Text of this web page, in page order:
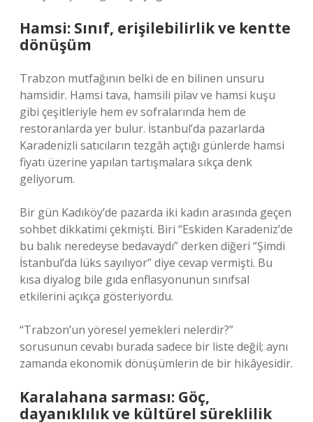
Hamsi: Sınıf, erişilebilirlik ve kentte
dönüşüm
Trabzon mutfağının belki de en bilinen unsuru
hamsidir. Hamsi tava, hamsili pilav ve hamsi kuşu
gibi çeşitleriyle hem ev sofralarında hem de
restoranlarda yer bulur. İstanbul’da pazarlarda
Karadenizli satıcıların tezgâh açtığı günlerde hamsi
fiyatı üzerine yapılan tartışmalara sıkça denk
geliyorum.
Bir gün Kadıköy’de pazarda iki kadın arasında geçen
sohbet dikkatimi çekmişti. Biri “Eskiden Karadeniz’de
bu balık neredeyse bedavaydı” derken diğeri “Şimdi
İstanbul’da lüks sayılıyor” diye cevap vermişti. Bu
kısa diyalog bile gıda enflasyonunun sınıfsal
etkilerini açıkça gösteriyordu.
“Trabzon’un yöresel yemekleri nelerdir?”
sorusunun cevabı burada sadece bir liste değil; aynı
zamanda ekonomik dönüşümlerin de bir hikâyesidir.
Karalahana sarması: Göç,
dayanıklılık ve kültürel süreklilik